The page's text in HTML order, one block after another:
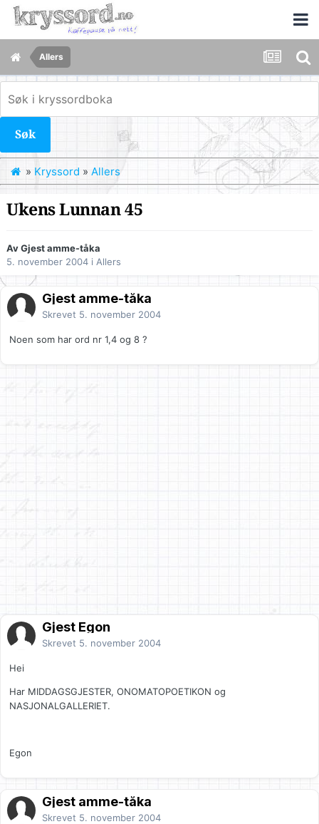
Allers
Søk
» Kryssord » Allers
Ukens Lunnan 45
Av Gjest amme-tåka
5. november 2004 i Allers
Gjest amme-tåka
Skrevet 5. november 2004
Noen som har ord nr 1,4 og 8 ?
Gjest Egon
Skrevet 5. november 2004
Hei
Har MIDDAGSGJESTER, ONOMATOPOETIKON og
NASJONALGALLERIET.
Egon
Gjest amme-tåka
Skrevet 5. november 2004